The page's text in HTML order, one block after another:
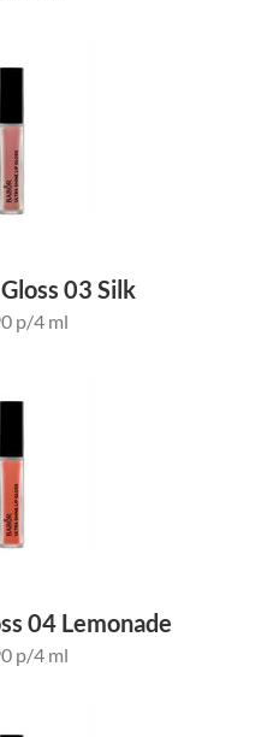
03 Silk
p/4 ml
04 Lemonade
p/4 ml